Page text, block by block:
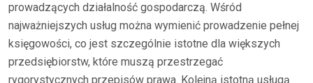
prowadzących działalność gospodarczą. Wśród
najważniejszych usług można wymienić prowadzenie pełnej
księgowości, co jest szczególnie istotne dla większych
przedsiębiorstw, które muszą przestrzegać
rygorystycznych przepisów prawa. Kolejną istotną usługą